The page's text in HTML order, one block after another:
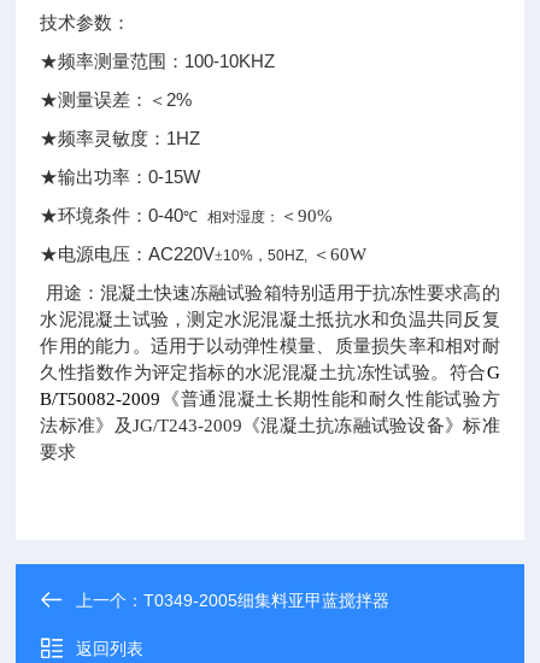
技术参数：
★频率测量范围： 100-10KHZ
★测量误差： ＜ 2%
★频率灵敏度： 1HZ
★输出功率：0-15W
★环境条件：0-40℃ 相对湿度：
＜90%
★电源电压：AC220V±10% ，50HZ, ＜60W
用途： 混凝土快速冻融试验箱特别适用于抗冻性要求高的
水泥混凝土试验，测定水泥混凝土抵抗水和负温共同反复
作用的能力。适用于以动弹性模量、质量损失率和相对耐
久性指数作为评定指标的水泥混凝土抗冻性试验。符合G
B/T50082-2009 《普通混凝土长期性能和耐久性能试验方
法标准》及JG/T243-2009《混凝土抗冻融试验设备》标准
要求
上一个：T0349-2005细集料亚甲蓝搅拌器
返回列表